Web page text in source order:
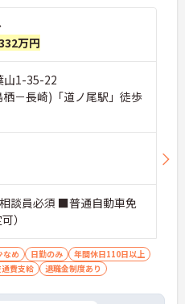
万円
山1-35-22
栖－長崎)「道ノ尾駅」徒歩
談員必須 ■普通自動車免
）
なめ 日勤のみ
年間休日110日以上
費支給 退職金制度あり